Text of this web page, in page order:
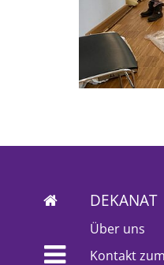
DEKANAT
Über uns
Kontakt